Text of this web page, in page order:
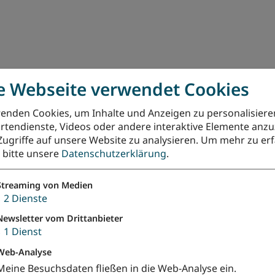
Weihnachten Epiphanias Besonders für
wo ist Bethlehem“
Webseite verwendet Cookies
Cookies, um Inhalte und Anzeigen zu
Videos oder andere interaktive Elemente
auf unsere Website zu analysieren. Um mehr zu
bitte unsere Datenschutzerklärung.
von Medien
2 Dienste
vom Drittanbieter
1 Dienst
Analyse
Besuchsdaten fließen in die Web-Analyse ein.